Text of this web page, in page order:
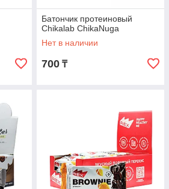
Батончик протеиновый
Chikalab ChikaNuga
Нет в наличии
700 ₸